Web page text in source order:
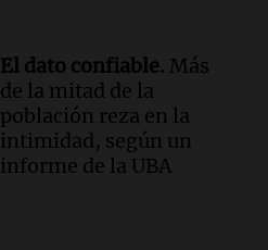
El dato confiable. Más
de la mitad de la
población reza en la
intimidad, según un
informe de la UBA